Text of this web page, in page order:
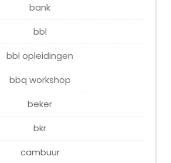
bank
bbl
bbl opleidingen
bbq workshop
beker
bkr
cambuur